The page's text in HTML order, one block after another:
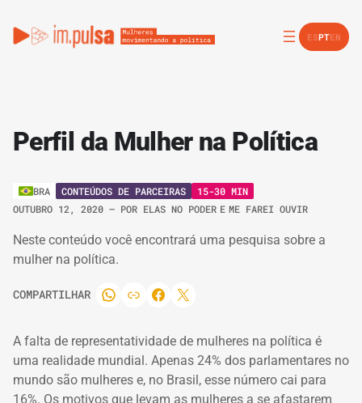
ESPTEN
Perfil da Mulher na Política
BRA CONTEÚDOS DE PARCEIRAS
15-30 MIN
OUTUBRO 12, 2020 – POR ELAS NO PODER E ME FAREI OUVIR
Neste conteúdo você encontrará uma pesquisa sobre a
mulher na política.
COMPARTILHAR
A falta de representatividade de mulheres na política é
uma realidade mundial. Apenas 24% dos parlamentares no
mundo são mulheres e, no Brasil, esse número cai para
16%. Os motivos que levam as mulheres a se afastarem